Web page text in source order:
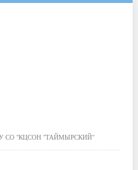
СО "КЦСОН "ТАЙМЫРСКИЙ"